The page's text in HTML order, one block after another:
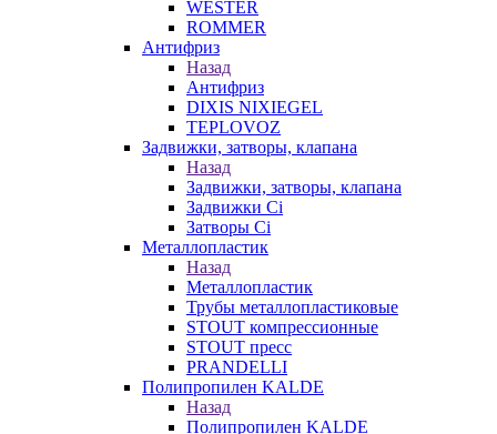
WESTER
ROMMER
Антифриз
Назад
Антифриз
DIXIS NIXIEGEL
TEPLOVOZ
Задвижки, затворы, клапана
Назад
Задвижки, затворы, клапана
Задвижки Ci
Затворы Ci
Металлопластик
Назад
Металлопластик
Трубы металлопластиковые
STOUT компрессионные
STOUT пресс
PRANDELLI
Полипропилен KALDE
Назад
Полипропилен KALDE